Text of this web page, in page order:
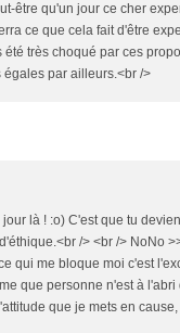
être qu'un jour ce cher
ce que cela fait d'être
très choqué par ces
par ailleurs.<br />
là ! :o) C'est que tu
/> <br /> NoNo
qui me bloque moi c'est
que personne n'est à
que je mets en